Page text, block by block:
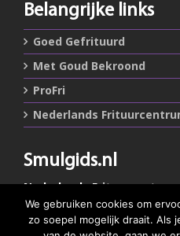
Belangrijke links
Goed Gefrituurd
Met Goud Bekroond
ProFri
Nederlands
Smulgids.nl
Nederlands Frituurcentrum
Blaarthemseweg 72
5502 JW Veldhoven
We gebruiken cookies om
zo soepel mogelijk draait. Als